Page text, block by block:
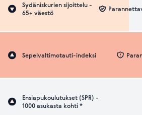
Sydäniskurien sijoittelu -
65+ väestö
Sepelvaltimotauti-indeksi
Ensiapukoulutukset (SPR) -
1000 asukasta kohti *